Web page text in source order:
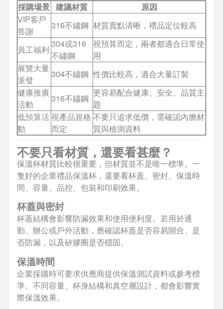
採購場景 建議材質
原因
VIP客戶
答謝
316不鏽鋼 材質賣點清晰，禮品定位較高
員工福利
304或316
不鏽鋼
視預算而定，兩者都適合日常使
用
展覽大量
派發
304不鏽鋼 性價比較高，適合大量訂製
健康推廣
活動
316不鏽鋼
更容易配合健康、安全、品質主
題
低預算活
動
視產品規格
而定
不要只追求低價，需確認內膽材
質與檢測資料
不要只看材質，還要看甚麼？
保溫杯材質比較很重要，但材質並不是唯一標準。一
隻好的企業禮品保溫杯，還要看杯蓋、密封、保溫時
間、容量、品控、包裝和印刷效果。
杯蓋與密封
杯蓋結構會影響防漏效果和使用便利度。若用於通
勤、辦公或戶外活動，應確認杯蓋是否容易開合、是
否防漏，以及矽膠圈是否穩固。
保溫時間
企業採購時可要求供應商提供保溫測試資料或參考標
準。不同容量、杯身結構和真空層設計，都會影響實
際保溫效果。